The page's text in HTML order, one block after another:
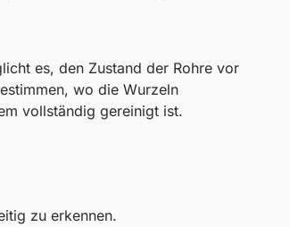
es, den Zustand der Rohre vor
wo die Wurzeln
vollständig gereinigt ist.
zu erkennen.